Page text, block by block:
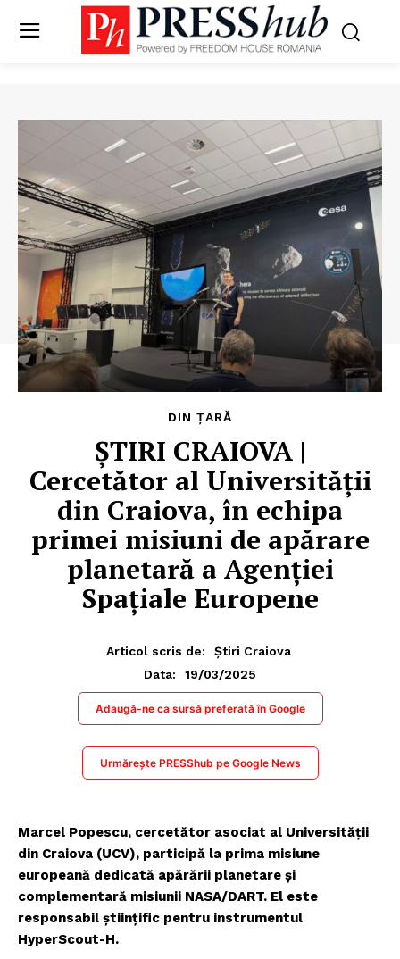
DIN ȚARĂ
ȘTIRI CRAIOVA |
Cercetător al Universității
din Craiova, în echipa
primei misiuni de apărare
planetară a Agenției
Spațiale Europene
Articol scris de:
Știri Craiova
Data:
19/03/2025
Adaugă-ne ca sursă preferată în Google
Urmărește PRESShub pe Google News
Marcel Popescu, cercetător asociat al Universității
din Craiova (UCV), participă la prima misiune
europeană dedicată apărării planetare și
complementară misiunii NASA/DART. El este
responsabil științific pentru instrumentul
HyperScout-H.